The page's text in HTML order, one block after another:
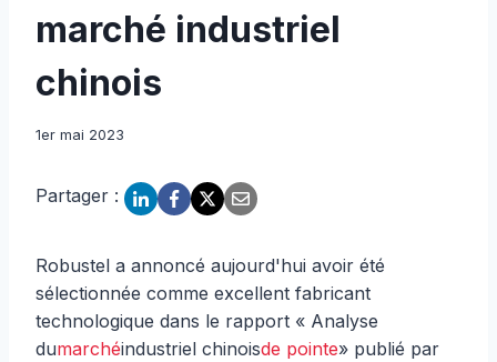
marché industriel
chinois
1er mai 2023
Partager :
Robustel a annoncé aujourd'hui avoir été
sélectionnée comme excellent fabricant
technologique dans le rapport « Analyse
dumarchéindustriel chinoisde pointe» publié par